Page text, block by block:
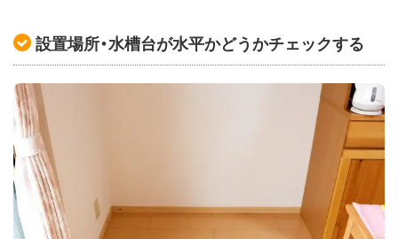
設置場所・水槽台が水平かどうかチェックする